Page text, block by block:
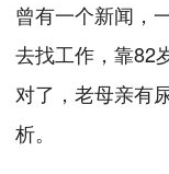
曾有一个新闻，
去找工作，靠82
对了，老母亲有
析。